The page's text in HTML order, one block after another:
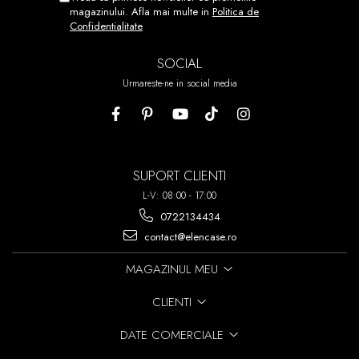
REPOZITIONATI.
ACEST PROCES POATE FI
REPETAT DE PANA LA 7 ORI!
magazinului. Afla mai multe in Politica de
Confidentialitate
SOCIAL
Urmareste-ne in social media
SUPORT CLIENTI
L-V: 08:00 - 17:00
0722134434
contact@elencase.ro
MAGAZINUL MEU
CLIENTI
DATE COMERCIALE